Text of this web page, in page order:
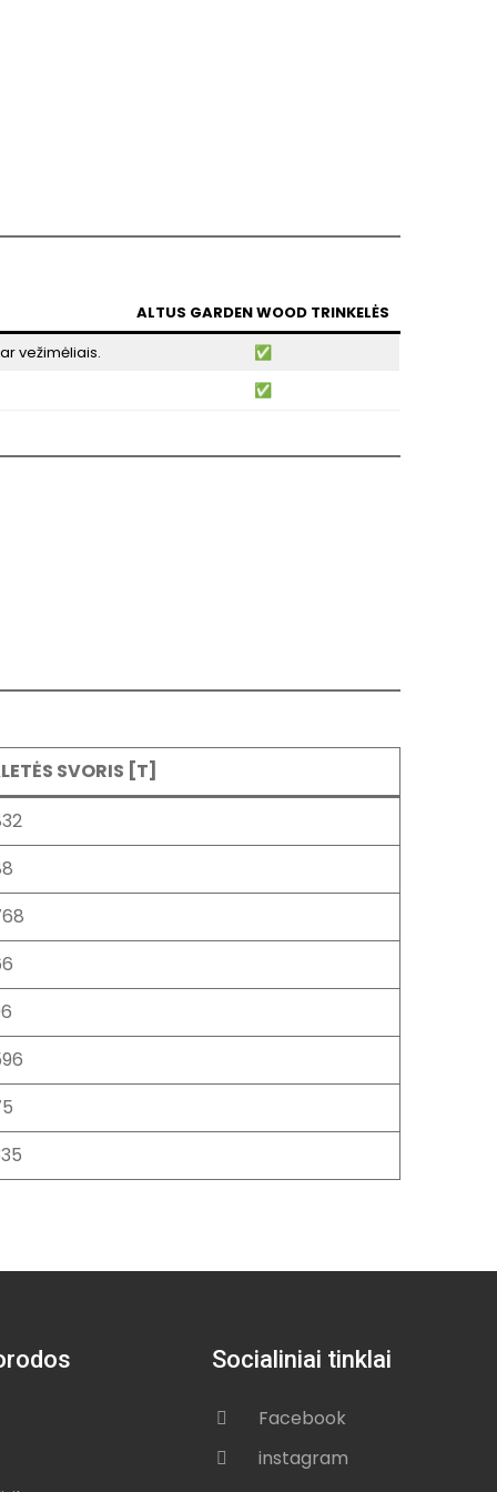
ALTUS GARDEN WOOD TRINKELĖS
vežimėliais.
✅
✅
SVORIS [T]
Socialiniai tinklai
Facebook
instagram